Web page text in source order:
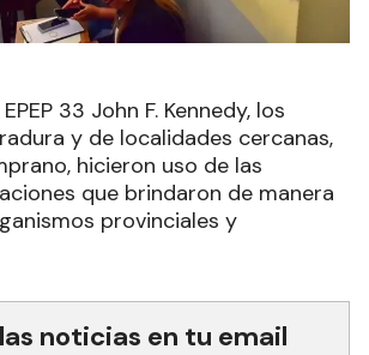
33 John F. Kennedy, los
y de localidades cercanas,
hicieron uso de las
que brindaron de manera
provinciales y
noticias en tu email